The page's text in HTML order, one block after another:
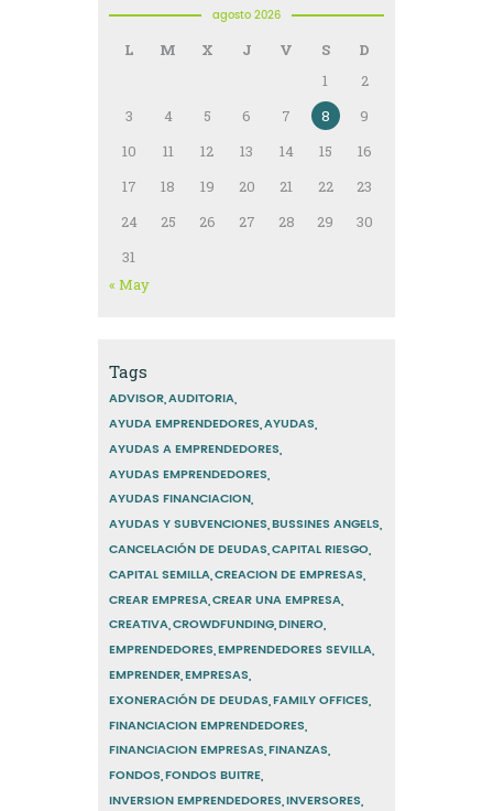
agosto 2026
L M X J V S
D
1
2
3
4 5 6 7 8
9
10
11 12 13 14 15
16
17
18 19 20 21 22
23
24
25 26 27 28 29
30
31
« May
Tags
ADVISOR AUDITORIA
AYUDA EMPRENDEDORES AYUDAS
AYUDAS A EMPRENDEDORES
AYUDAS EMPRENDEDORES
AYUDAS FINANCIACION
AYUDAS Y SUBVENCIONES BUSSINES ANGELS
CANCELACIÓN DE DEUDAS CAPITAL RIESGO
CAPITAL SEMILLA CREACION DE EMPRESAS
CREAR EMPRESA CREAR UNA EMPRESA
CREATIVA CROWDFUNDING DINERO
EMPRENDEDORES EMPRENDEDORES SEVILLA
EMPRENDER EMPRESAS
EXONERACIÓN DE DEUDAS FAMILY OFFICES
FINANCIACION EMPRENDEDORES
FINANCIACION EMPRESAS FINANZAS
FONDOS FONDOS BUITRE
INVERSION EMPRENDEDORES INVERSORES